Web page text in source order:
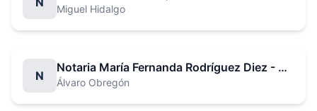
Miguel Hidalgo
N
Notaria María Fernanda Rodríguez Diez - Notaría No. 16
Álvaro Obregón